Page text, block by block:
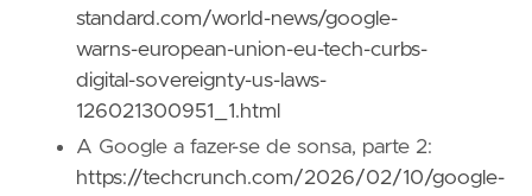
standard.com/world-news/google-
warns-european-union-eu-tech-curbs-
digital-sovereignty-us-laws-
126021300951_1.html
A Google a fazer-se de sonsa, parte 2:
https://techcrunch.com/2026/02/10/google-